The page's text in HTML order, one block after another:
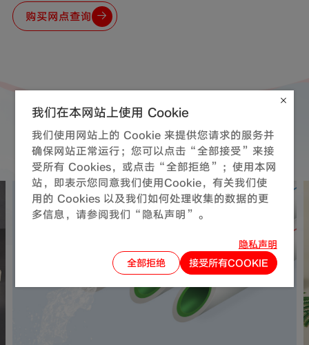
购买网点查询
同系列产品推荐
我们在本网站上使用 Cookie
我们使用网站上的 Cookie 来提供您请求的服务并
确保网站正常运行；您可以点击“全部接受”来接
受所有 Cookies，或点击“全部拒绝”；使用本网
站，即表示您同意我们使用Cookie，有关我们使
用的 Cookies 以及我们如何处理收集的数据的更
多信息，请参阅我们“隐私声明”。
隐私声明
全部拒绝
接受所有COOKIE